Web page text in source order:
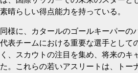
素晴らしい得点能力を持っている。
同様に、カタールのゴールキーパーの
代表チームにおける重要な選手として
く、スカウトの注目を集め、将来のキ
た。これらの若いアスリートは、トー